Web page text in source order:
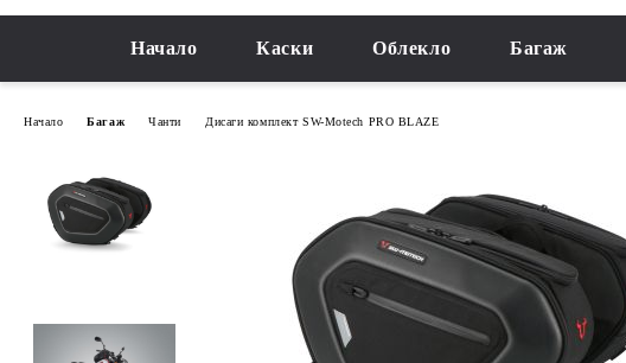
Начало Каски Облекло Багаж
Начало Багаж Чанти Дисаги комплект SW-Motech PRO BLAZE